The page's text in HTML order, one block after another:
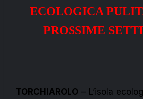
ECOLOGICA
PROSSIME
TORCHIAROLO – L’isola